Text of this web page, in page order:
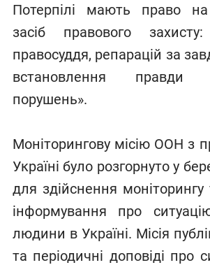
Потерпілі мають право
засіб правового
правосуддя, репарацій за
встановлення
порушень».
Моніторингову місію ООН з
Україні було розгорнуто у
для здійснення моніторингу
інформування про
людини в Україні. Місія
та періодичні доповіді про